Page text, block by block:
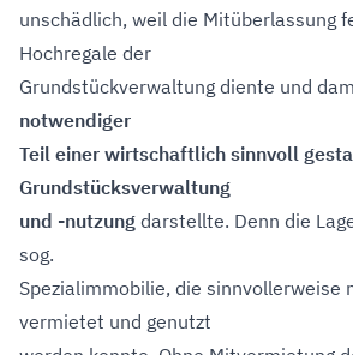
unschädlich, weil die Mitüberlassung
Hochregale der
Grundstückverwaltung diente und
notwendiger
Teil einer wirtschaftlich sinnvoll
Grundstücksverwaltung
und -nutzung darstellte. Denn die
sog.
Spezialimmobilie, die sinnvollerweise
vermietet und genutzt